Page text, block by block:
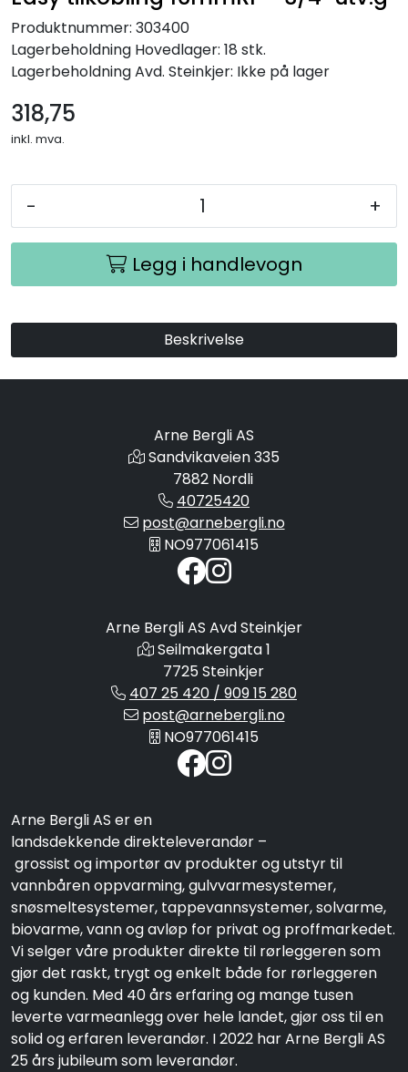
Produktnummer: 303400
Lagerbeholdning Hovedlager: 18 stk.
LagerbeholdningAvd. Steinkjer: Ikke på lager
318,75
inkl. mva.
- +
Legg i handlevogn
Beskrivelse
Arne Bergli AS
Sandvikaveien 335
7882 Nordli
40725420
post@arnebergli.no
NO977061415
Arne Bergli AS Avd Steinkjer
Seilmakergata 1
7725 Steinkjer
407 25 420 / 909 15 280
post@arnebergli.no
NO977061415
Arne Bergli AS er en
landsdekkende direkteleverandør –
grossist og importør av produkter og utstyr til
vannbåren oppvarming, gulvvarmesystemer,
snøsmeltesystemer, tappevannsystemer, solvarme,
biovarme, vann og avløp for privat og proffmarkedet.
Vi selger våre produkter direkte til rørleggeren som
gjør det raskt, trygt og enkelt både for rørleggeren
og kunden. Med 40 års erfaring og mange tusen
leverte varmeanlegg over hele landet, gjør oss til en
solid og erfaren leverandør. I 2022 har Arne Bergli AS
25 års jubileum som leverandør.